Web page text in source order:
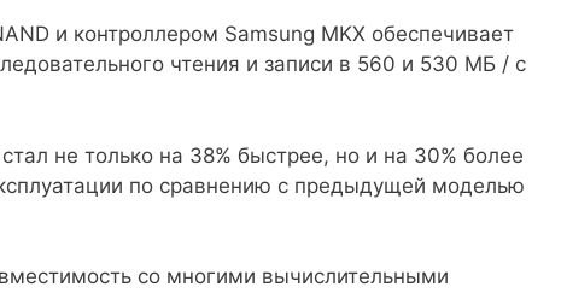
и контроллером Samsung MKX обеспечивает
чтения и записи в 560 и 530 МБ / с
не только на 38% быстрее, но и на 30% более
по сравнению с предыдущей моделью
со многими вычислительными